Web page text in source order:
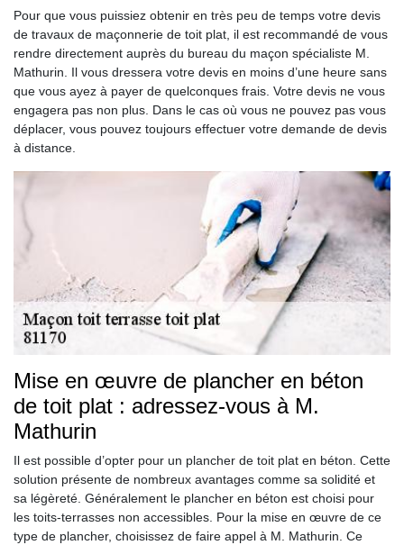
Pour que vous puissiez obtenir en très peu de temps votre devis
de travaux de maçonnerie de toit plat, il est recommandé de vous
rendre directement auprès du bureau du maçon spécialiste M.
Mathurin. Il vous dressera votre devis en moins d’une heure sans
que vous ayez à payer de quelconques frais. Votre devis ne vous
engagera pas non plus. Dans le cas où vous ne pouvez pas vous
déplacer, vous pouvez toujours effectuer votre demande de devis
à distance.
Mise en œuvre de plancher en béton
de toit plat : adressez-vous à M.
Mathurin
Il est possible d’opter pour un plancher de toit plat en béton. Cette
solution présente de nombreux avantages comme sa solidité et
sa légèreté. Généralement le plancher en béton est choisi pour
les toits-terrasses non accessibles. Pour la mise en œuvre de ce
type de plancher, choisissez de faire appel à M. Mathurin. Ce